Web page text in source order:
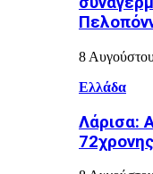
8
Ελλάδα
Λάρισα: